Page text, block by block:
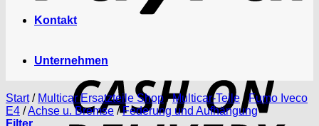
Kontakt
Unternehmen
Start / Multicar Ersatzteile Shop / Multicar-Teile / Fumo Iveco
E4 /Achse u. Bremse / Federung und Aufhängung
Filter